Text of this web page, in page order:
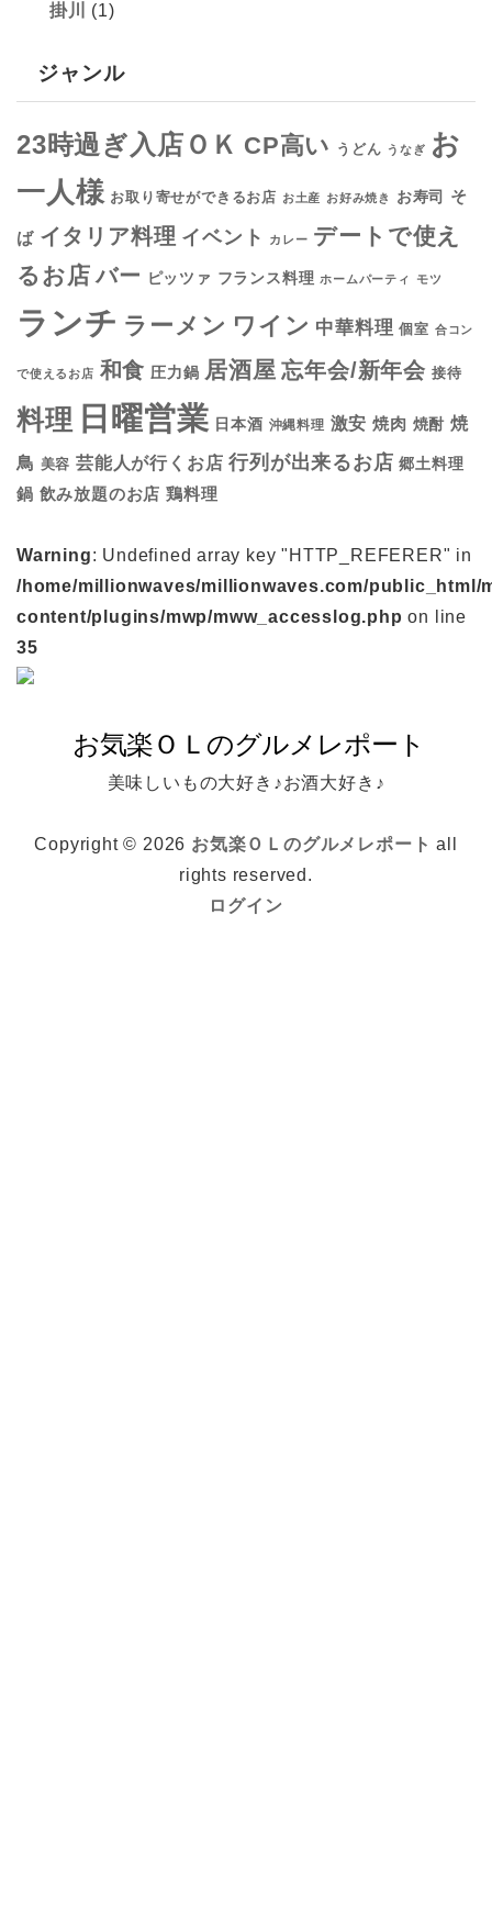
掛川
(1)
ジャンル
23時過ぎ入店ＯＫ CP高い うどん うなぎ お
一人様 お取り寄せができるお店 お土産 お好み焼き お寿司 そ
ば イタリア料理 イベント カレー デートで使え
るお店 バー ピッツァ フランス料理 ホームパーティ モツ
ランチ ラーメン ワイン 中華料理 個室 合コン
で使えるお店 和食 圧力鍋 居酒屋 忘年会/新年会 接待
料理 日曜営業 日本酒 沖縄料理 激安 焼肉 焼酎 焼
鳥 美容 芸能人が行くお店 行列が出来るお店 郷土料理
鍋 飲み放題のお店 鶏料理
Warning: Undefined array key "HTTP_REFERER" in
/home/millionwaves/millionwaves.com/public_html/
content/plugins/mwp/mww_accesslog.php on line
35
美味しいもの大好き♪お酒大好き♪
Copyright © 2026 お気楽ＯＬのグルメレポート all
rights reserved.
ログイン